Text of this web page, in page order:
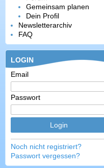
Gemeinsam planen
Dein Profil
Newsletterarchiv
FAQ
LOGIN
Email
Passwort
Noch nicht registriert?
Passwort vergessen?